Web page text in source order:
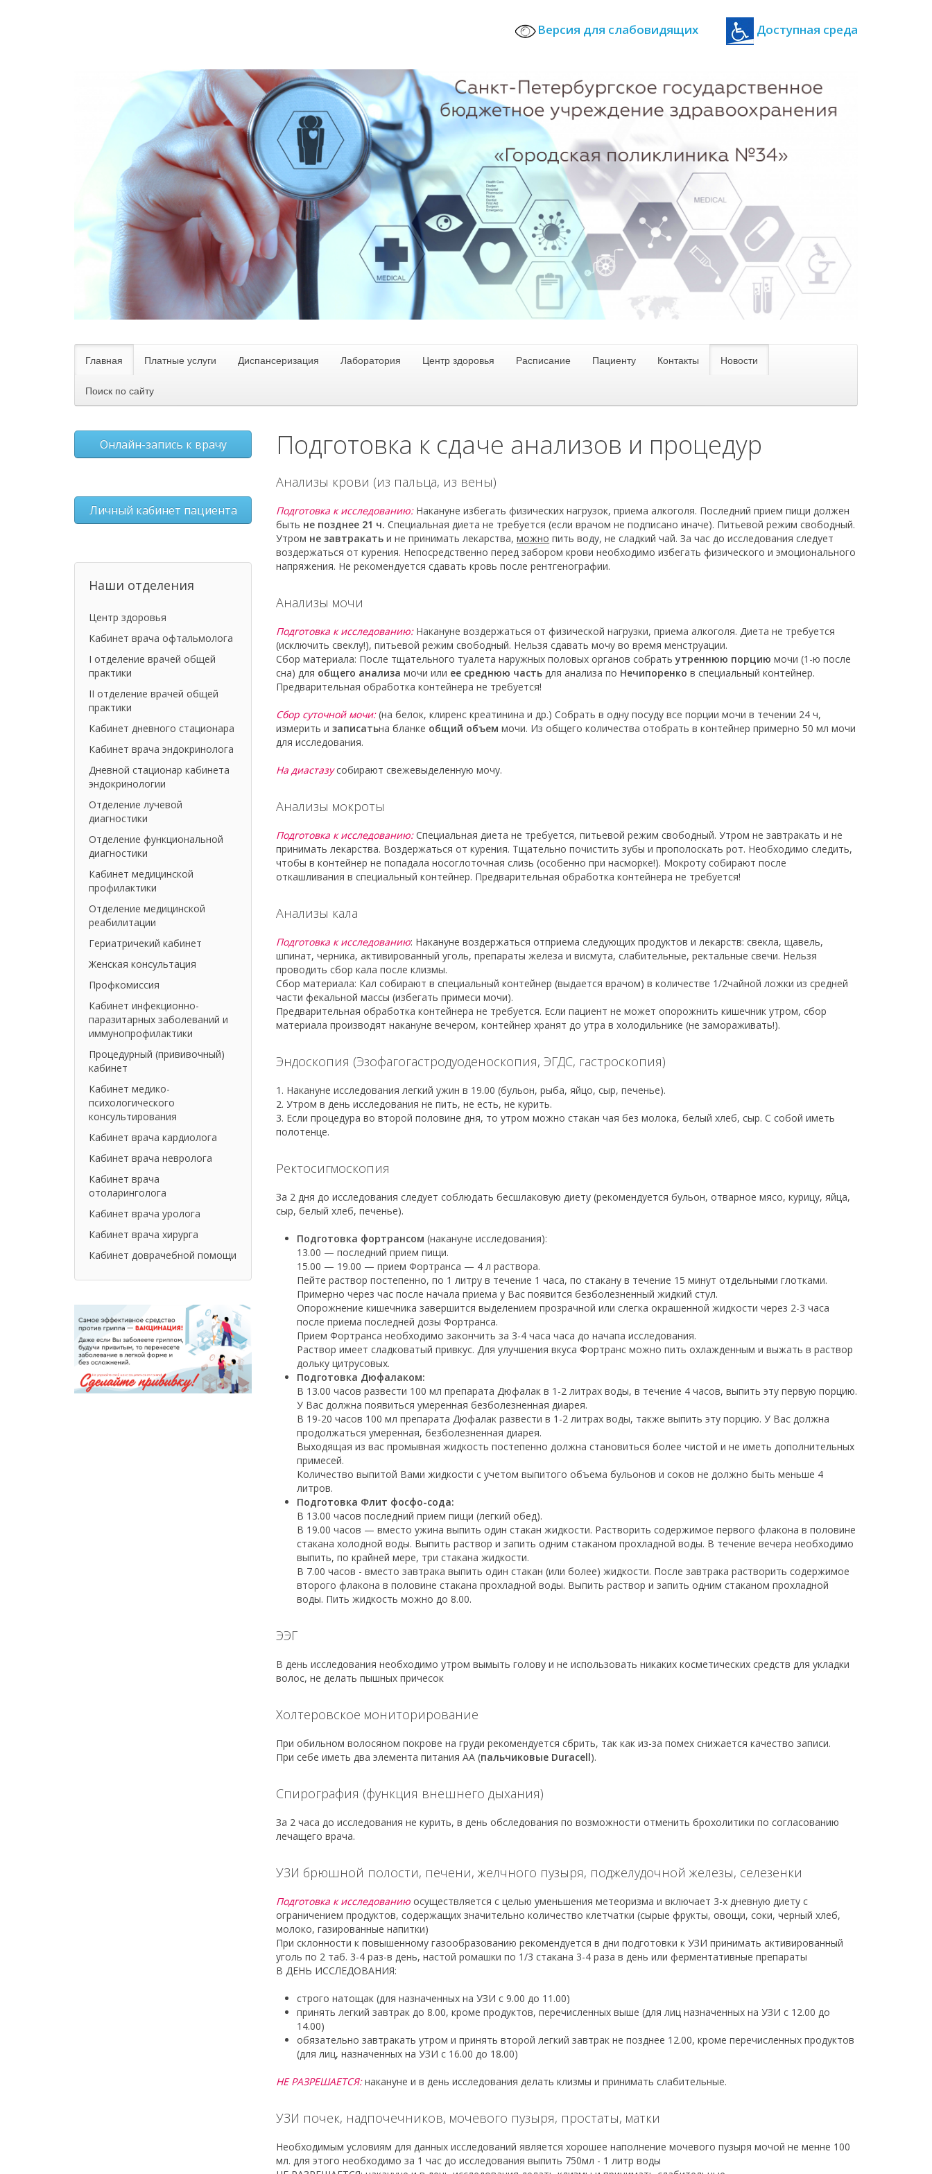
Версия для слабовидящих Доступная среда
Главная Платные услуги Диспансеризация Лаборатория Центр здоровья Расписание Пациенту Контакты Новости
Поиск по сайту
Подготовка к сдаче анализов и процедур
Анализы крови (из пальца, из вены)
Подготовка к исследованию:Накануне избегать физических нагрузок, приема алкоголя. Последний прием пищи должен
быть не позднее 21 ч.Специальная диета не требуется (если врачом не подписано иначе). Питьевой режим свободный.
Утром не завтракатьи не принимать лекарства,можно пить воду, не сладкий чай. За час до исследования следует
воздержаться от курения. Непосредственно перед забором крови необходимо избегать физического и эмоционального
напряжения. Не рекомендуется сдавать кровь после рентгенографии.
Анализы мочи
Подготовка к исследованию:Накануне воздержаться от физической нагрузки, приема алкоголя. Диета не требуется
(исключить свеклу!), питьевой режим свободный. Нельзя сдавать мочу во время менструации.
Сбор материала: После тщательного туалета наружных половых органов собратьутреннюю порциюмочи (1-ю после
сна) для общего анализамочи или ее среднюю частьдля анализа по Нечипоренков специальный контейнер.
Предварительная обработка контейнера не требуется!
Сбор суточной мочи:(на белок, клиренс креатинина и др.) Собрать в одну посуду все порции мочи в течении 24 ч,
измерить изаписатьна бланке общий объем мочи. Из общего количества отобрать в контейнер примерно 50 мл мочи
для исследования.
На диастазусобирают свежевыделенную мочу.
Анализы мокроты
Подготовка к исследованию:Специальная диета не требуется, питьевой режим свободный. Утром не завтракать и не
принимать лекарства. Воздержаться от курения. Тщательно почистить зубы и прополоскать рот. Необходимо следить,
чтобы в контейнер не попадала носоглоточная слизь (особенно при насморке!). Мокроту собирают после
откашливания в специальный контейнер. Предварительная обработка контейнера не требуется!
Анализы кала
Подготовка к исследованию: Накануне воздержаться отприема следующих продуктов и лекарств: свекла, щавель,
шпинат, черника, активированный уголь, препараты железа и висмута, слабительные, ректальные свечи. Нельзя
проводить сбор кала после клизмы.
Сбор материала: Кал собирают в специальный контейнер (выдается врачом) в количестве 1/2чайной ложки из средней
части фекальной массы (избегать примеси мочи).
Предварительная обработка контейнера не требуется. Если пациент не может опорожнить кишечник утром, сбор
материала производят накануне вечером, контейнер хранят до утра в холодильнике (не замораживать!).
Эндоскопия (Эзофагогастродуоденоскопия, ЭГДС, гастроскопия)
1. Накануне исследования легкий ужин в 19.00 (бульон, рыба, яйцо, сыр, печенье).
2. Утром в день исследования не пить, не есть, не курить.
3. Если процедура во второй половине дня, то утром можно стакан чая без молока, белый хлеб, сыр. С собой иметь
полотенце.
Ректосигмоскопия
За 2 дня до исследования следует соблюдать бесшлаковую диету (рекомендуется бульон, отварное мясо, курицу, яйца,
сыр, белый хлеб, печенье).
Подготовка фортрансом (накануне исследования):
13.00 — последний прием пищи.
15.00 — 19.00 — прием Фортранса — 4 л раствора.
Пейте раствор постепенно, по 1 литру в течение 1 часа, по стакану в течение 15 минут отдельными глотками.
Примерно через час после начала приема у Вас появится безболезненный жидкий стул.
Опорожнение кишечника завершится выделением прозрачной или слегка окрашенной жидкости через 2-3 часа
после приема последней дозы Фортранса.
Прием Фортранса необходимо закончить за 3-4 часа часа до начапа исследования.
Раствор имеет сладковатый привкус. Для улучшения вкуса Фортранс можно пить охлажденным и выжать в раствор
дольку цитрусовых.
Подготовка Дюфалаком:
В 13.00 часов развести 100 мл препарата Дюфалак в 1-2 литрах воды, в течение 4 часов, выпить эту первую порцию.
У Вас должна появиться умеренная безболезненная диарея.
В 19-20 часов 100 мл препарата Дюфалак развести в 1-2 литрах воды, также выпить эту порцию. У Вас должна
продолжаться умеренная, безболезненная диарея.
Выходящая из вас промывная жидкость постепенно должна становиться более чистой и не иметь дополнительных
примесей.
Количество выпитой Вами жидкости с учетом выпитого объема бульонов и соков не должно быть меньше 4
литров.
Подготовка Флит фосфо-сода:
В 13.00 часов последний прием пищи (легкий обед).
В 19.00 часов — вместо ужина выпить один стакан жидкости. Растворить содержимое первого флакона в половине
стакана холодной воды. Выпить раствор и запить одним стаканом прохладной воды. В течение вечера необходимо
выпить, по крайней мере, три стакана жидкости.
В 7.00 часов - вместо завтрака выпить один стакан (или более) жидкости. После завтрака растворить содержимое
второго флакона в половине стакана прохладной воды. Выпить раствор и запить одним стаканом прохладной
воды. Пить жидкость можно до 8.00.
ЭЭГ
В день исследования необходимо утром вымыть голову и не использовать никаких косметических средств для укладки
волос, не делать пышных причесок
Холтеровское мониторирование
При обильном волосяном покрове на груди рекомендуется сбрить, так как из-за помех снижается качество записи.
При себе иметь два элемента питания АА (пальчиковые Duracell).
Спирография (функция внешнего дыхания)
За 2 часа до исследования не курить, в день обследования по возможности отменить брохолитики по согласованию
лечащего врача.
УЗИ брюшной полости, печени, желчного пузыря, поджелудочной железы, селезенки
Подготовка к исследованию осуществляется с целью уменьшения метеоризма и включает 3-х дневную диету с
ограничением продуктов, содержащих значительно количество клетчатки (сырые фрукты, овощи, соки, черный хлеб,
молоко, газированные напитки)
При склонности к повышенному газообразованию рекомендуется в дни подготовки к УЗИ принимать активированный
уголь по 2 таб. 3-4 раз-в день, настой ромашки по 1/3 стакана 3-4 раза в день или ферментативные препараты
В ДЕНЬ ИССЛЕДОВАНИЯ:
строго натощак (для назначенных на УЗИ с 9.00 до 11.00)
принять легкий завтрак до 8.00, кроме продуктов, перечисленных выше (для лиц назначенных на УЗИ с 12.00 до
14.00)
обязательно завтракать утром и принять второй легкий завтрак не позднее 12.00, кроме перечисленных продуктов
(для лиц, назначенных на УЗИ с 16.00 до 18.00)
НЕ РАЗРЕШАЕТСЯ:накануне и в день исследования делать клизмы и принимать слабительные.
УЗИ почек, надпочечников, мочевого пузыря, простаты, матки
Необходимым условиям для данных исследований является хорошее наполнение мочевого пузыря мочой не менне 100
мл. для этого необходимо за 1 час до исследования выпить 750мл - 1 литр воды
Онлайн-запись к врачу
Личный кабинет пациента
Наши отделения
Центр здоровья
Кабинет врача офтальмолога
I отделение врачей общей
практики
II отделение врачей общей
практики
Кабинет дневного стационара
Кабинет врача эндокринолога
Дневной стационар кабинета
эндокринологии
Отделение лучевой
диагностики
Отделение функциональной
диагностики
Кабинет медицинской
профилактики
Отделение медицинской
реабилитации
Гериатричекий кабинет
Женская консультация
Профкомиссия
Кабинет инфекционно-
паразитарных заболеваний и
иммунопрофилактики
Процедурный (прививочный)
кабинет
Кабинет медико-
психологического
консультирования
Кабинет врача кардиолога
Кабинет врача невролога
Кабинет врача
отоларинголога
Кабинет врача уролога
Кабинет врача хирурга
Кабинет доврачебной помощи